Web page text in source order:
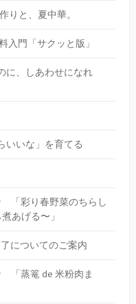
りと、夏中華。
入門「サクッと版」
に、しあわせになれ
いいな」を育てる
「彩り春野菜のちらし
あげる〜」
についてのご案内
「蒸篭 de 米粉肉ま